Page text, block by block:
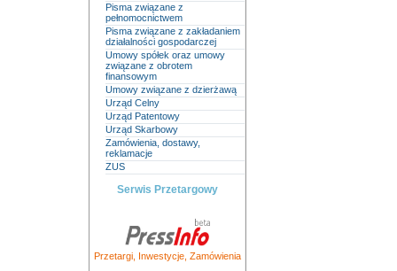
Pisma związane z
pełnomocnictwem
Pisma związane z zakładaniem
działalności gospodarczej
Umowy spółek oraz umowy
związane z obrotem
finansowym
Umowy związane z dzierżawą
Urząd Celny
Urząd Patentowy
Urząd Skarbowy
Zamówienia, dostawy,
reklamacje
ZUS
Serwis Przetargowy
Przetargi, Inwestycje, Zamówienia